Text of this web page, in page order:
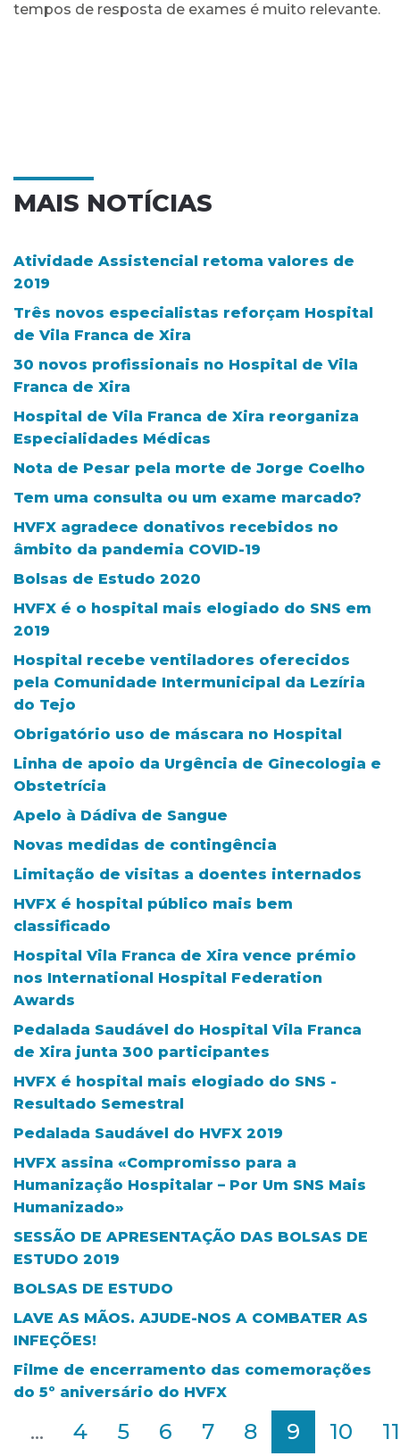
tempos de resposta de exames é muito relevante.
MAIS NOTÍCIAS
Atividade Assistencial retoma valores de
2019
Três novos especialistas reforçam Hospital
de Vila Franca de Xira
30 novos profissionais no Hospital de Vila
Franca de Xira
Hospital de Vila Franca de Xira reorganiza
Especialidades Médicas
Nota de Pesar pela morte de Jorge Coelho
Tem uma consulta ou um exame marcado?
HVFX agradece donativos recebidos no
âmbito da pandemia COVID-19
Bolsas de Estudo 2020
HVFX é o hospital mais elogiado do SNS em
2019
Hospital recebe ventiladores oferecidos
pela Comunidade Intermunicipal da Lezíria
do Tejo
Obrigatório uso de máscara no Hospital
Linha de apoio da Urgência de Ginecologia e
Obstetrícia
Apelo à Dádiva de Sangue
Novas medidas de contingência
Limitação de visitas a doentes internados
HVFX é hospital público mais bem
classificado
Hospital Vila Franca de Xira vence prémio
nos International Hospital Federation
Awards
Pedalada Saudável do Hospital Vila Franca
de Xira junta 300 participantes
HVFX é hospital mais elogiado do SNS -
Resultado Semestral
Pedalada Saudável do HVFX 2019
HVFX assina «Compromisso para a
Humanização Hospitalar – Por Um SNS Mais
Humanizado»
SESSÃO DE APRESENTAÇÃO DAS BOLSAS DE
ESTUDO 2019
BOLSAS DE ESTUDO
LAVE AS MÃOS. AJUDE-NOS A COMBATER AS
INFEÇÕES!
Filme de encerramento das comemorações
do 5º aniversário do HVFX
... 4 5 6 7 8 9 10 11